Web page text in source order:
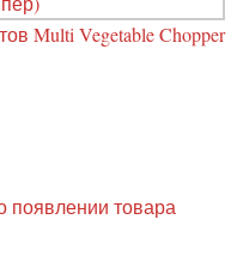
появлении товара